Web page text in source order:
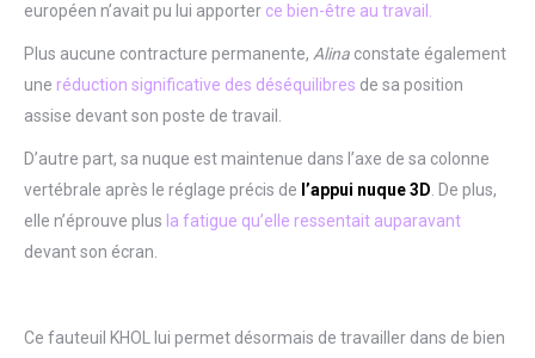
européen n’avait pu lui apporter ce bien-être au travail.
Plus aucune contracture permanente, Alina constate également
une réduction significative des déséquilibres de sa position
assise devant son poste de travail.
D’autre part, sa nuque est maintenue dans l’axe de sa colonne
vertébrale après le réglage précis de l’appui nuque 3D . De plus,
elle n’éprouve plus la fatigue qu’elle ressentait auparavant
devant son écran.
Ce fauteuil KHOL lui permet désormais de travailler dans de bien